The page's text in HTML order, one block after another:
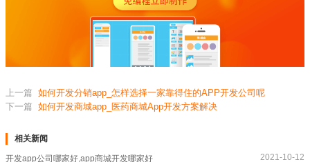
上一篇 如何开发分销app_怎样选择一家靠得住的APP开发公司呢
下一篇 如何开发商城app_医药商城App开发方案解决
相关新闻
开发app公司哪家好,app商城开发哪家好 2021-10-12